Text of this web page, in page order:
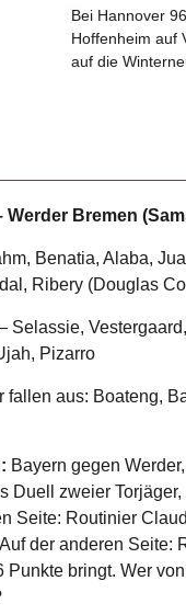
Bei Hannover
Hoffenheim auf
auf die
Werder Bremen
Benatia, Alaba,
Ribery (Douglas
Selassie,
Pizarro
fallen aus: Boateng,
Bayern gegen
Duell zweier
Seite: Routinier
der anderen
Punkte bringt. Wer